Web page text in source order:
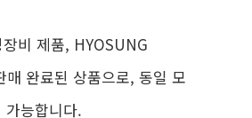
비 제품, HYOSUNG
완료된 상품으로, 동일 모
가능합니다.